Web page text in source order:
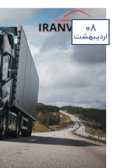
08
اردیبهشت